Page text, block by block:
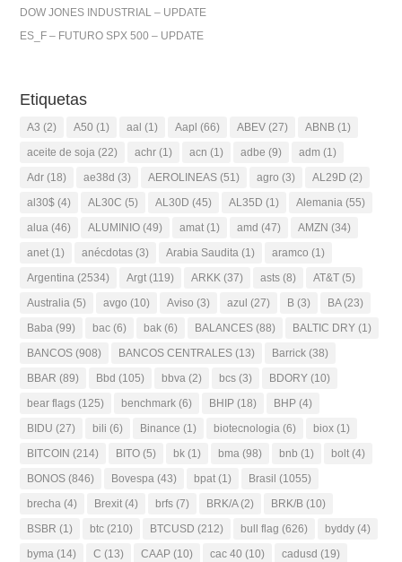
DOW JONES INDUSTRIAL – UPDATE
ES_F – FUTURO SPX 500 – UPDATE
Etiquetas
A3 (2) A50 (1) aal (1) Aapl (66) ABEV (27) ABNB (1)
aceite de soja (22) achr (1) acn (1) adbe (9) adm (1)
Adr (18) ae38d (3) AEROLINEAS (51) agro (3) AL29D (2)
al30$ (4) AL30C (5) AL30D (45) AL35D (1) Alemania (55)
alua (46) ALUMINIO (49) amat (1) amd (47) AMZN (34)
anet (1) anécdotas (3) Arabia Saudita (1) aramco (1)
Argentina (2534) Argt (119) ARKK (37) asts (8) AT&T (5)
Australia (5) avgo (10) Aviso (3) azul (27) B (3) BA(23)
Baba (99) bac (6) bak (6) BALANCES (88) BALTIC DRY (1)
BANCOS (908) BANCOS CENTRALES (13) Barrick (38)
BBAR (89) Bbd (105) bbva (2) bcs (3) BDORY (10)
bear flags (125) benchmark (6) BHIP (18) BHP (4)
BIDU (27) bili (6) Binance (1) biotecnologia (6) biox (1)
BITCOIN (214) BITO (5) bk (1) bma (98) bnb (1) bolt (4)
BONOS (846) Bovespa (43) bpat (1) Brasil (1055)
brecha (4) Brexit (4) brfs (7) BRK/A(2) BRK/B (10)
BSBR (1) btc (210) BTCUSD (212) bull flag (626) byddy (4)
byma (14) C (13) CAAP (10) cac 40 (10) cadusd (19)